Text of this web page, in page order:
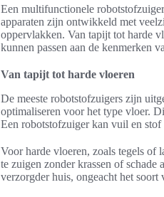
Een multifunctionele
apparaten zijn ontwikkeld met
oppervlakken. Van tapijt tot harde
kunnen passen aan de kenmerken
Van tapijt tot harde vloeren
De meeste robotstofzuigers zijn
optimaliseren voor het type vloer.
Een robotstofzuiger kan vuil en
Voor harde vloeren, zoals tegels of
te zuigen zonder krassen of
verzorgder huis, ongeacht het soort